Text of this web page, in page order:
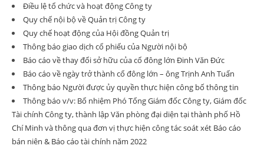
Điều lệ tổ chức và hoạt động Công ty
Quy chế nội bộ về Quản trị Công ty
Quy chế hoạt động của Hội đồng Quản trị
Thông báo giao dịch cổ phiếu của Người nội bộ
Báo cáo về thay đổi sở hữu của cổ đông lớn Đinh Văn Đức
Báo cáo về ngày trở thành cổ đông lớn – ông Trịnh Anh Tuấn
Thông báo Người được ủy quyền thực hiện công bố thông tin
Thông báo v/v: Bổ nhiệm Phó Tổng Giám đốc Công ty, Giám đốc
Tài chính Công ty, thành lập Văn phòng đại diện tại thành phố Hồ
Chí Minh và thông qua đơn vị thực hiện công tác soát xét Báo cáo
bán niên & Báo cáo tài chính năm 2022